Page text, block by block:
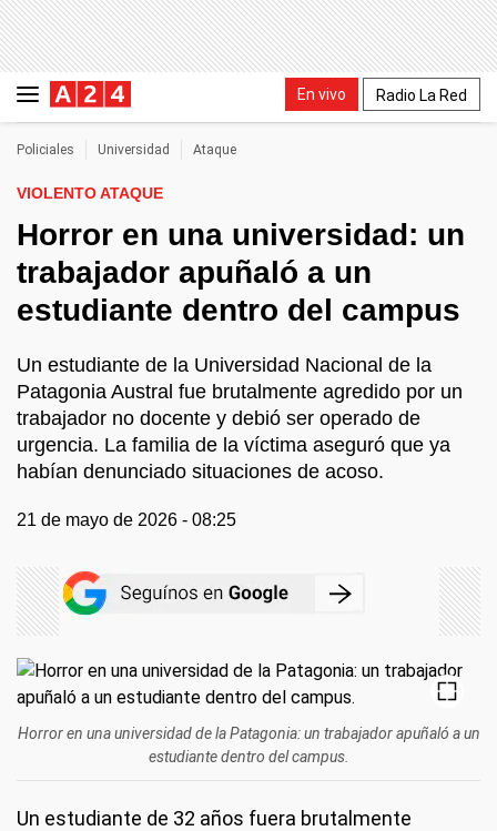
En vivo Radio La Red
Policiales Universidad Ataque
VIOLENTO ATAQUE
Horror en una universidad: un
trabajador apuñaló a un
estudiante dentro del campus
Un estudiante de la Universidad Nacional de la
Patagonia Austral fue brutalmente agredido por un
trabajador no docente y debió ser operado de
urgencia. La familia de la víctima aseguró que ya
habían denunciado situaciones de acoso.
21 de mayo de 2026 - 08:25
Horror en una universidad de la Patagonia: un trabajador apuñaló a un
estudiante dentro del campus.
Un estudiante de 32 años fuera brutalmente